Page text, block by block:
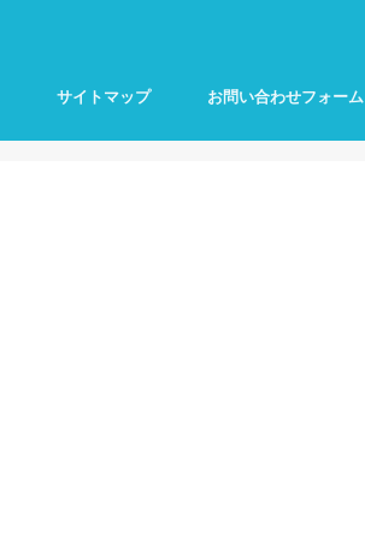
サイトマップ お問い合わせフォーム